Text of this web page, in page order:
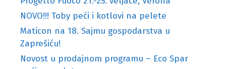
NOVO!!! Toby peći i kotlovi na pelete
Maticon na 18. Sajmu gospodarstva u
Zaprešiću!
Novost u prodajnom programu – Eco Spar